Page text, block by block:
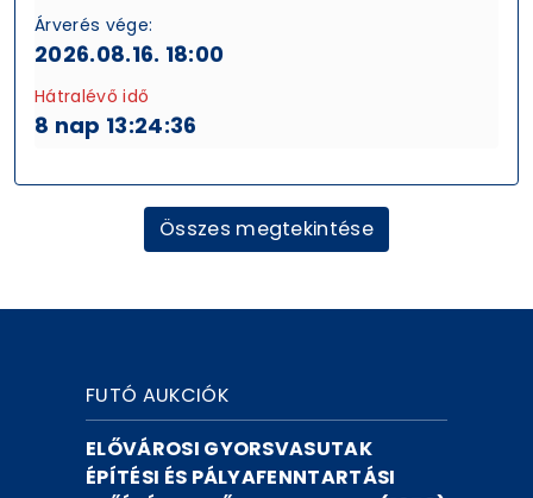
Árverés vége:
2026.08.16. 18:00
Hátralévő idő
8 nap 13:24:35
Összes megtekintése
FUTÓ AUKCIÓK
ELŐVÁROSI GYORSVASUTAK
ÉPÍTÉSI ÉS PÁLYAFENNTARTÁSI